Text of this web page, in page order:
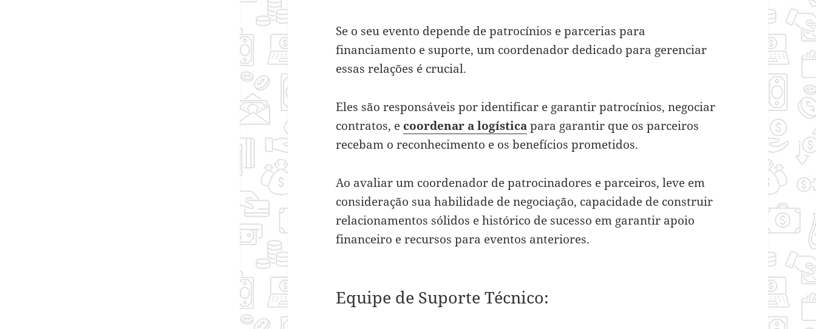
Se o seu evento depende de patrocínios e parcerias para
financiamento e suporte, um coordenador dedicado para gerenciar
essas relações é crucial.
Eles são responsáveis por identificar e garantir patrocínios, negociar
contratos, e coordenar a logísticapara garantir que os parceiros
recebam o reconhecimento e os benefícios prometidos.
Ao avaliar um coordenador de patrocinadores e parceiros, leve em
consideração sua habilidade de negociação, capacidade de construir
relacionamentos sólidos e histórico de sucesso em garantir apoio
financeiro e recursos para eventos anteriores.
Equipe de Suporte Técnico: